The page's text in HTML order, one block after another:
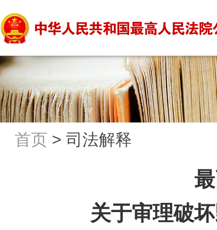
首页 > 司法解释
关于审理破